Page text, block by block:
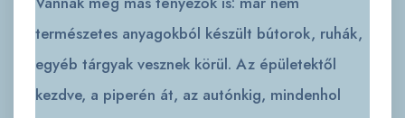
természetes anyagokból készült bútorok, ruhák,
egyéb tárgyak vesznek körül. Az épületektől
kezdve, a piperén át, az autónkig, mindenhol